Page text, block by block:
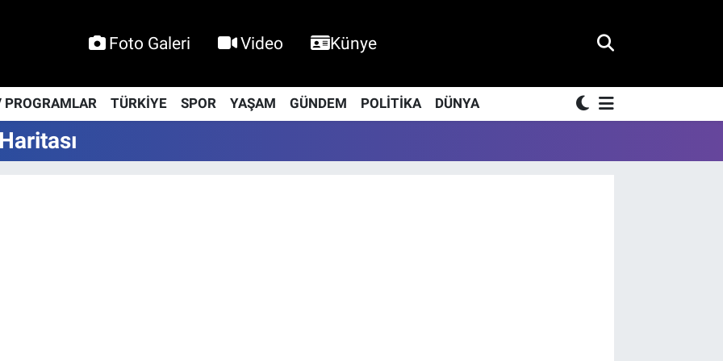
Foto Galeri Video Künye
PROGRAMLAR TÜRKİYE SPOR YAŞAM GÜNDEM POLİTİKA DÜNYA